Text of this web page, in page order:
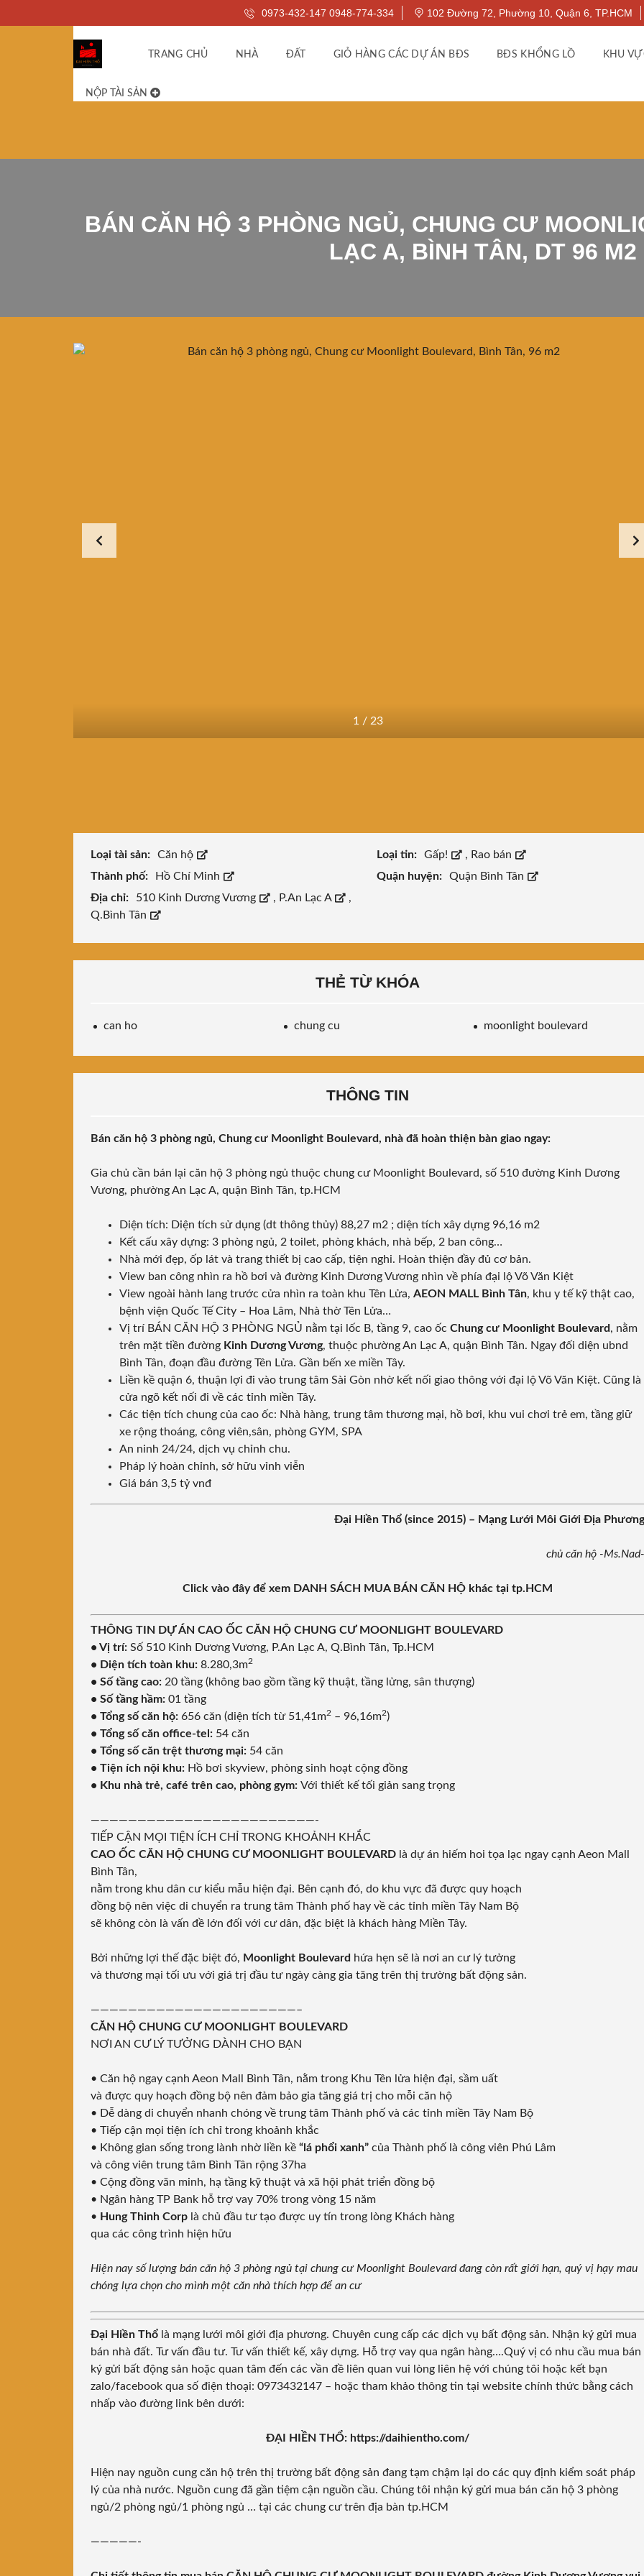
0973-432-147 0948-774-334 102 Đường 72, Phường 10, Quận 6, TP.HCM
TRANG CHỦ NHÀ ĐẤT GIỎ HÀNG CÁC DỰ ÁN BĐS BĐS KHỔNG LỒ KHU
NỘP TÀI SẢN
BÁN CĂN HỘ 3 PHÒNG NGỦ, CHUNG CƯ
LẠC A, BÌNH TÂN, DT 96 M2
1 / 23
Loại tài sản: Căn hộ Loại tin: Gấp! , Rao bán
Thành phố:
Hồ Chí Minh Quận huyện:
Quận Bình Tân
Địa chỉ:
510 Kinh Dương Vương , P.An Lạc A
,
Q.Bình Tân
THẺ TỪ KHÓA
can ho chung cu moonlight boulevard
THÔNG TIN
Bán căn hộ 3 phòng ngủ, Chung cư Moonlight Boulevard, nhà đã hoàn thiện bàn giao ngay:
Gia chủ cần bán lại căn hộ 3 phòng ngủ thuộc chung cư Moonlight Boulevard, số 510 đường Kinh Dương
Vương, phường An Lạc A, quận Bình Tân, tp.HCM
Diện tích: Diện tích sử dụng (dt thông thủy) 88,27 m2 ; diện tích xây dựng 96,16 m2
Kết cấu xây dựng: 3 phòng ngủ, 2 toilet, phòng khách, nhà bếp, 2 ban công…
Nhà mới đẹp, ốp lát và trang thiết bị cao cấp, tiện nghi. Hoàn thiện đầy đủ cơ bản.
View ban công nhìn ra hồ bơi và đường Kinh Dương Vương nhìn về phía đại lộ Võ Văn Kiệt
View ngoài hành lang trước cửa nhìn ra toàn khu Tên Lửa, AEON MALL Bình Tân, khu y tế kỹ thật cao,
bệnh viện Quốc Tế City – Hoa Lâm, Nhà thờ Tên Lửa…
Vị trí BÁN CĂN HỘ 3 PHÒNG NGỦ nằm tại lốc B, tầng 9, cao ốc Chung cư Moonlight Boulevard, nằm
trên mặt tiền đường Kinh Dương Vương, thuộc phường An Lạc A, quận Bình Tân. Ngay đối diện ubnd
Bình Tân, đoạn đầu đường Tên Lửa. Gần bến xe miền Tây.
Liền kề quận 6, thuận lợi đi vào trung tâm Sài Gòn nhờ kết nối giao thông với đại lộ Võ Văn Kiệt. Cũng là
cửa ngõ kết nối đi về các tỉnh miền Tây.
Các tiện tích chung của cao ốc: Nhà hàng, trung tâm thương mại, hồ bơi, khu vui chơi trẻ em, tầng giữ
xe rộng thoáng, công viên,sân, phòng GYM, SPA
An ninh 24/24, dịch vụ chỉnh chu.
Pháp lý hoàn chỉnh, sở hữu vỉnh viễn
Giá bán 3,5 tỷ vnđ
Đại Hiền Thổ (since 2015) – Mạng Lưới Môi Giới Địa Phương
chủ căn hộ -Ms.Nad-
Click vào đây để xem DANH SÁCH MUA BÁN CĂN HỘ khác tại tp.HCM
THÔNG TIN DỰ ÁN CAO ỐC CĂN HỘ CHUNG CƯ MOONLIGHT BOULEVARD
• Vị trí: Số 510 Kinh Dương Vương, P.An Lạc A, Q.Bình Tân, Tp.HCM
• Diện tích toàn khu: 8.280,3m2
• Số tầng cao: 20 tầng (không bao gồm tầng kỹ thuật, tầng lửng, sân thượng)
• Số tầng hầm: 01 tầng
• Tổng số căn hộ: 656 căn (diện tích từ 51,41m2 – 96,16m2)
• Tổng số căn office-tel: 54 căn
• Tổng số căn trệt thương mại: 54 căn
• Tiện ích nội khu: Hồ bơi skyview, phòng sinh hoạt cộng đồng
• Khu nhà trẻ, café trên cao, phòng gym: Với thiết kế tối giản sang trọng
————————————————————————-
TIẾP CẬN MỌI TIỆN ÍCH CHỈ TRONG KHOẢNH KHẮC
CAO ỐC CĂN HỘ CHUNG CƯ MOONLIGHT BOULEVARD là dự án hiếm hoi tọa lạc ngay cạnh Aeon Mall
Bình Tân,
nằm trong khu dân cư kiểu mẫu hiện đại. Bên cạnh đó, do khu vực đã được quy hoạch
đồng bộ nên việc di chuyển ra trung tâm Thành phố hay về các tỉnh miền Tây Nam Bộ
sẽ không còn là vấn đề lớn đối với cư dân, đặc biệt là khách hàng Miền Tây.
Bởi những lợi thế đặc biệt đó, Moonlight Boulevard hứa hẹn sẽ là nơi an cư lý tưởng
và thương mại tối ưu với giá trị đầu tư ngày càng gia tăng trên thị trường bất động sản.
——————————————————————–
CĂN HỘ CHUNG CƯ MOONLIGHT BOULEVARD
NƠI AN CƯ LÝ TƯỞNG DÀNH CHO BẠN
• Căn hộ ngay cạnh Aeon Mall Bình Tân, nằm trong Khu Tên lửa hiện đại, sầm uất
và được quy hoạch đồng bộ nên đảm bảo gia tăng giá trị cho mỗi căn hộ
• Dễ dàng di chuyển nhanh chóng về trung tâm Thành phố và các tỉnh miền Tây Nam Bộ
• Tiếp cận mọi tiện ích chỉ trong khoảnh khắc
• Không gian sống trong lành nhờ liền kề “lá phổi xanh” của Thành phố là công viên Phú Lâm
và công viên trung tâm Bình Tân rộng 37ha
• Cộng đồng văn minh, hạ tầng kỹ thuật và xã hội phát triển đồng bộ
• Ngân hàng TP Bank hỗ trợ vay 70% trong vòng 15 năm
• Hung Thinh Corp là chủ đầu tư tạo được uy tín trong lòng Khách hàng
qua các công trình hiện hữu
Hiện nay số lượng bán căn hộ 3 phòng ngủ tại chung cư Moonlight Boulevard đang còn rất giới hạn, quý vị hạy mau
chóng lựa chọn cho mình một căn nhà thích hợp để an cư
Đại Hiền Thổ là mạng lưới môi giới địa phương. Chuyên cung cấp các dịch vụ bất động sản. Nhận ký gửi mua
bán nhà đất. Tư vấn đầu tư. Tư vấn thiết kế, xây dựng. Hỗ trợ vay qua ngân hàng….Quý vị có nhu cầu mua bán
ký gửi bất động sản hoặc quan tâm đến các vần đề liên quan vui lòng liên hệ với chúng tôi hoặc kết bạn
zalo/facebook qua số điện thoại: 0973432147 – hoặc tham khảo thông tin tại website chính thức bằng cách
nhấp vào đường link bên dưới:
ĐẠI HIỀN THỔ: https://daihientho.com/
Hiện nay nguồn cung căn hộ trên thị trường bất động sản đang tạm chậm lại do các quy định kiểm soát pháp
lý của nhà nước. Nguồn cung đã gần tiệm cận nguồn cầu. Chúng tôi nhận ký gửi mua bán căn hộ 3 phòng
ngủ/2 phòng ngủ/1 phòng ngủ … tại các chung cư trên địa bàn tp.HCM
—————-